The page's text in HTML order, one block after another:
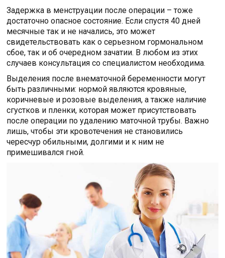
Задержка в менструации после операции – тоже
достаточно опасное состояние. Если спустя 40 дней
месячные так и не начались, это может
свидетельствовать как о серьезном гормональном
сбое, так и об очередном зачатии. В любом из этих
случаев консультация со специалистом необходима.
Выделения после внематочной беременности могут
быть различными: нормой являются кровяные,
коричневые и розовые выделения, а также наличие
сгустков и пленки, которая может присутствовать
после операции по удалению маточной трубы. Важно
лишь, чтобы эти кровотечения не становились
чересчур обильными, долгими и к ним не
примешивался гной.